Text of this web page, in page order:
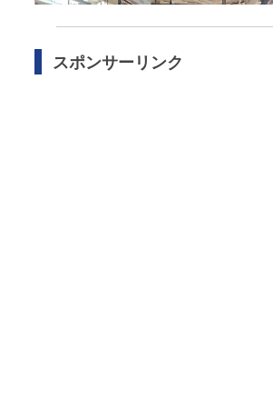
スポンサーリンク